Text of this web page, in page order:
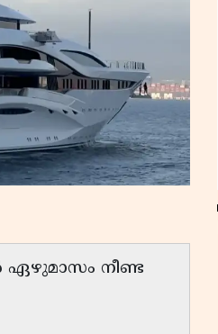
ഏഴുമാസം നീണ്ട